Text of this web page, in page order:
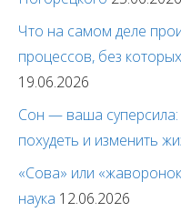
Что на самом деле
процессов, без
19.06.2026
Сон — ваша суперсила:
похудеть и изменить
«Сова» или
наука 12.06.2026